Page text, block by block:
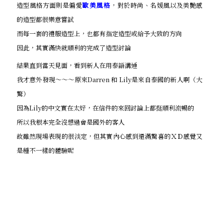
造型風格方面則是偏愛歐美風格 ，對於時尚、名媛風以及美艷感
的造型都很樂意嘗試
而每一套的禮服造型上，也都有指定造型或給予大致的方向
因此，其實滿快就順利的完成了造型討論
結果直到當天見面，看到新人在用泰語溝通
我才意外發現～～～原來Darren 和 Lily是來自泰國的新人啊（大
驚）
因為Lily的中文實在太好，在信件的來回討論上都挺順利流暢的
所以我根本完全沒想過會是國外的客人
故雖然現場表現的很淡定，但其實內心感到還滿驚喜的ＸＤ感覺又
是種不一樣的體驗呢